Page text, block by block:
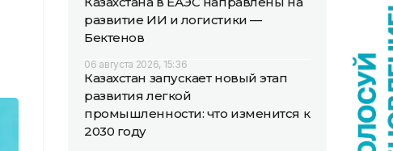
развитие ИИ и логистики —
Бектенов
06 августа 2026, 15:36
Казахстан запускает новый этап
развития легкой
промышленности: что изменится к
2030 году